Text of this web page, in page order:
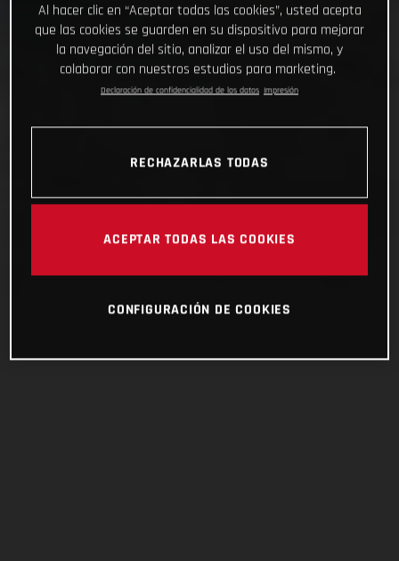
Al hacer clic en “Aceptar todas las cookies”, usted acepta
que las cookies se guarden en su dispositivo para mejorar
la navegación del sitio, analizar el uso del mismo, y
colaborar con nuestros estudios para marketing.
Declaración de confidencialidad de los datos Impresión
RECHAZARLAS TODAS
ACEPTAR TODAS LAS COOKIES
CONFIGURACIÓN DE COOKIES